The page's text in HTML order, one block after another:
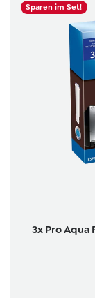
Sparen im Set!
3x Pro